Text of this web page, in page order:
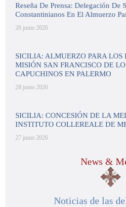
Reseña De Prensa: Delegación De
Constantinianos En El Almuerzo
28 junio 2026
SICILIA: ALMUERZO PARA LOS
MISIÓN SAN FRANCISCO DE
CAPUCHINOS EN PALERMO
28 junio 2026
SICILIA: CONCESIÓN DE LA
INSTITUTO COLLEREALE DE
27 junio 2026
News &
Noticias de las